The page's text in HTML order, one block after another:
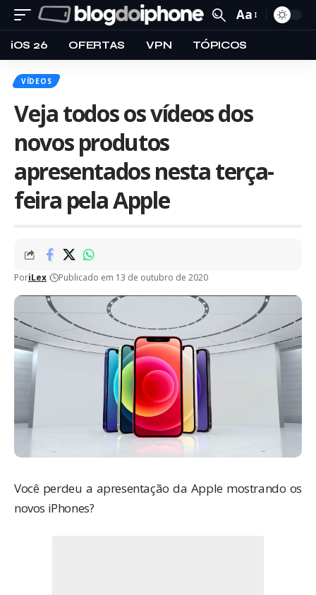
Aa
iOS 26 OFERTAS VPN TÓPICOS
VÍDEOS
Veja todos os vídeos dos
novos produtos
apresentados nesta terça-
feira pela Apple
PoriLex Publicado em 13 de outubro de 2020
Você perdeu a apresentação da Apple mostrando os
novos iPhones?